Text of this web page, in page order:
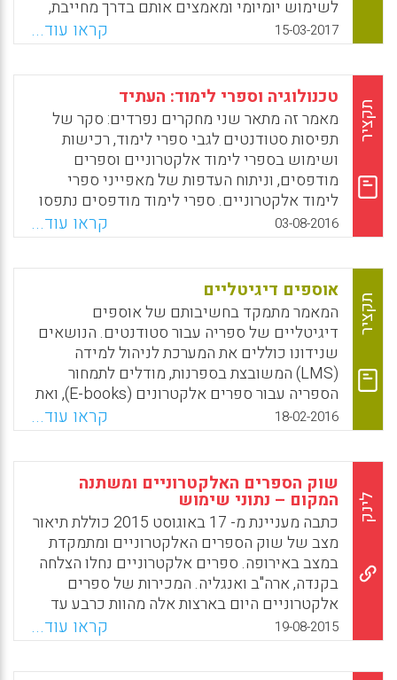
לשימוש יומיומי ומאמצים אותם בדרך מחייבת,
מלמעלה למטה. הכנסתם יכולה לעורר רגשות
חרדה בקרב מורים בשל גידול אפשרי בעומס
העבודה. תהליך זה של אימוץ מחייב עומד בניגוד
לזה של מרבית הטכנולוגיות האחרות, הנעשים
מרצון ומשבשים פחות. בהקשר בית-ספרי,
עיצובים הוראתיים (instructional designs) של
ספרי לימוד אלקטרוניים המסייעים להסביר
אימוץ של משתמשים מספיקים לגישה מלמטה
למעלה, אך לא לגישה מלמעלה למטה. כדי
להתייחס לכך, נכללו במודל המחקר גורמים
אישיים, ארגוניים וחברתיים (Chiu, Thomas K.
WhatsApp
Facebook
Email
15-03-2017 קראו עוד...
תקציר
טכנולוגיה וספרי לימוד: העתיד
מאמר זה מתאר שני מחקרים נפרדים: סקר של
תפיסות סטודנטים לגבי ספרי לימוד, רכישות
ושימוש בספרי לימוד אלקטרוניים וספרים
מודפסים, וניתוח העדפות של מאפייני ספרי
לימוד אלקטרוניים. ספרי לימוד מודפסים נתפסו
כנוחים יותר לקריאה, להבנה ולניווט, בעוד שספרי
לימוד אלקטרוניים נתפסו כזולים יותר. סטודנטים
היו מוכנים לרכוש ספרי לימוד אלקטרוניים, אף
על פי שלרובם לא היו קוראי ספרים אלקטרוניים.
במחקר ההעדפות נמצא כי המחיר היה המאפיין
החשוב ביותר, ואחריו גישה למדריכי לימוד
מקוונים, סרטי וידאו ובחנים, ומשך הנגישות
לספר הלימוד האלקטרוני. ספר הלימוד
האלקטרוני האידיאלי תומחר ב-60% ממחירו של
ספר הלימוד המודפס; היה נגיש למשך שנה אחת;
וסיפק גישה למדריכי למידה מקוונים, לסרטי
Kevin, 2016).
WhatsApp
Facebook
Email
X
03-08-2016 קראו עוד...
תקציר
אוספים דיגיטליים
המאמר מתמקד בחשיבותם של אוספים
דיגיטליים של ספריה עבור סטודנטים. הנושאים
שנידונו כוללים את המערכת לניהול למידה
(LMS) המשובצת בספרנות, מודלים לתמחור
הספריה עבור ספרים אלקטרונים (E-books), ואת
תחילתה של תנועת הגישה החופשית (Open
access) בשנת 1990 והמאגר החופשי ArXiv.org
הכולל למעלה מחצי מיליון מאמרים אקדמיים
אלקטרונים (John J. Burke, Beth E.
Tumbleson).
WhatsApp
Facebook
Email
X
18-02-2016 קראו עוד...
לינק
שוק הספרים האלקטרוניים ומשתנה
המקום – נתוני שימוש
כתבה מעניינת מ- 17 באוגוסט 2015 כוללת תיאור
מצב של שוק הספרים האלקטרוניים ומתמקדת
במצב באירופה. ספרים אלקטרוניים נחלו הצלחה
בקנדה, ארה"ב ואנגליה. המכירות של ספרים
אלקטרוניים היום בארצות אלה מהוות כרבע עד
שליש משוק צריכת הספרים ובשנת 2018 צופים
שיהוו את פלח שוק הספרים המכניס ביותר. המצב
באירופה שונה. בשנת 2014 הספרים הדיגיטליים
19-08-2015 קראו עוד...